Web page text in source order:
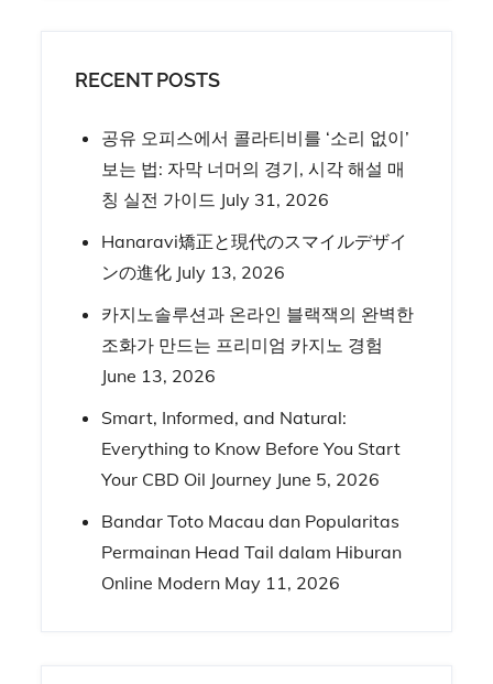
RECENT POSTS
공유 오피스에서 콜라티비를 ‘소리 없이’
보는 법: 자막 너머의 경기, 시각 해설 매
칭 실전 가이드 July 31, 2026
Hanaravi矯正と現代のスマイルデザイ
ンの進化 July 13, 2026
카지노솔루션과 온라인 블랙잭의 완벽한
조화가 만드는 프리미엄 카지노 경험
June 13, 2026
Smart, Informed, and Natural:
Everything to Know Before You Start
Your CBD Oil Journey June 5, 2026
Bandar Toto Macau dan Popularitas
Permainan Head Tail dalam Hiburan
Online Modern May 11, 2026